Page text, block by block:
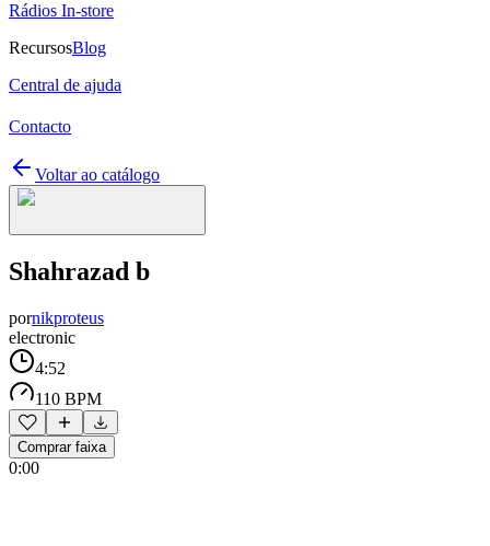
Rádios In-store
RecursosBlog
Central de ajuda
Contacto
Voltar ao catálogo
Shahrazad b
pornikproteus
electronic
4:52
110 BPM
Comprar faixa
0:00